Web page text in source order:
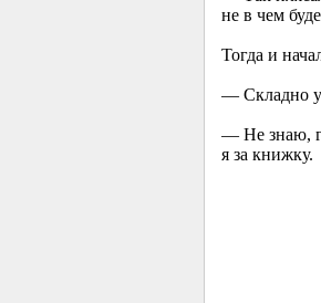
не в чем
Тогда и
— Складно у
— Не знаю,
я за книжку.